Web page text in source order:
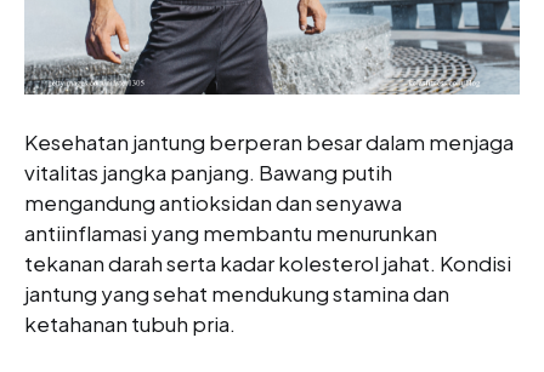
Kesehatan jantung berperan besar dalam menjaga
vitalitas jangka panjang. Bawang putih
mengandung antioksidan dan senyawa
antiinflamasi yang membantu menurunkan
tekanan darah serta kadar kolesterol jahat. Kondisi
jantung yang sehat mendukung stamina dan
ketahanan tubuh pria.